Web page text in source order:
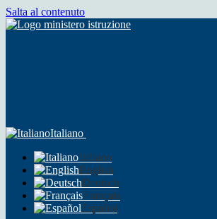
Salta al contenuto
Italiano
Italiano
English
Deutsch
Français
Español